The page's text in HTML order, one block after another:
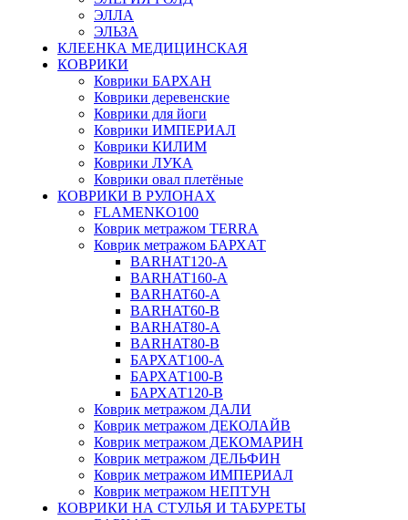
ЭЛЛА
ЭЛЬЗА
КЛЕЕНКА МЕДИЦИНСКАЯ
КОВРИКИ
Коврики БАРХАН
Коврики деревенские
Коврики для йоги
Коврики ИМПЕРИАЛ
Коврики КИЛИМ
Коврики ЛУКА
Коврики овал плетёные
КОВРИКИ В РУЛОНАХ
FLAMENKO100
Коврик метражом TERRA
Коврик метражом БАРХАТ
BARHAT120-A
BARHAT160-A
BARHAT60-A
BARHAT60-B
BARHAT80-A
BARHAT80-B
БАРХАТ100-A
БАРХАТ100-B
БАРХАТ120-B
Коврик метражом ДАЛИ
Коврик метражом ДЕКОЛАЙВ
Коврик метражом ДЕКОМАРИН
Коврик метражом ДЕЛЬФИН
Коврик метражом ИМПЕРИАЛ
Коврик метражом НЕПТУН
КОВРИКИ НА СТУЛЬЯ И ТАБУРЕТЫ